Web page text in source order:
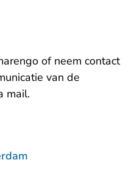
of neem contact
van de
mail- U verlaat
.